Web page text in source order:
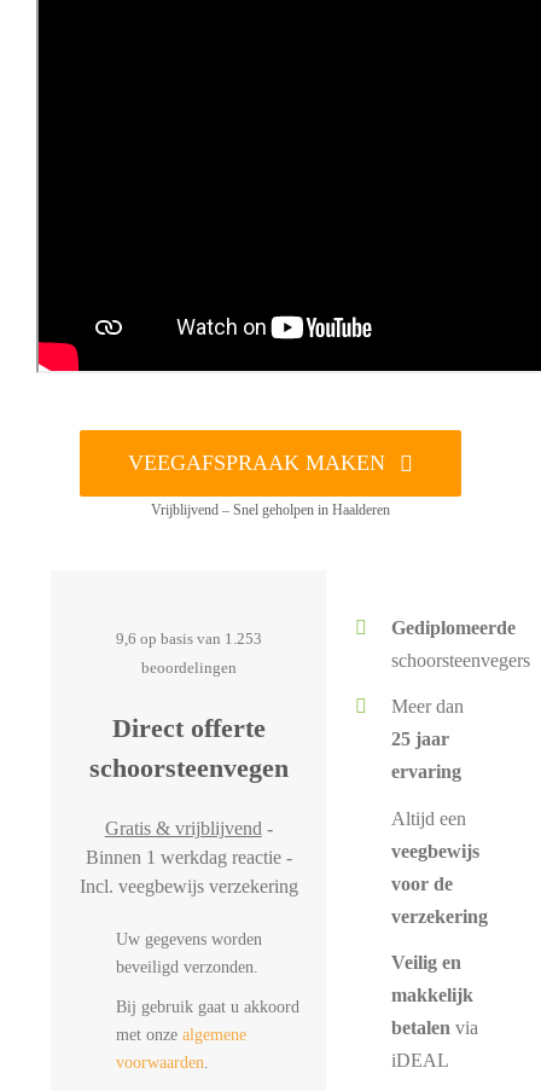
VEEGAFSPRAAK MAKEN
Vrijblijvend – Snel geholpen in Haalderen
9,6 op basis van 1.253
beoordelingen
Direct offerte
schoorsteenvegen
Gratis & vrijblijvend -
Binnen 1 werkdag reactie -
Incl. veegbewijs verzekering
Uw gegevens worden
beveiligd verzonden.
Bij gebruik gaat u akkoord
met onze algemene
voorwaarden.
Gediplomeerde
schoorsteenvegers
Meer dan
25 jaar
ervaring
Altijd een
veegbewijs
voor de
verzekering
Veilig en
makkelijk
betalen via
iDEAL